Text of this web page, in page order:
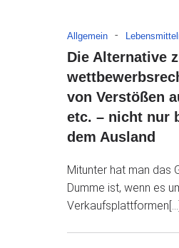
Allgemein -
Die Alternative
von Verstößen
etc. – nicht nur
dem Ausland
Mitunter hat man das
Dumme ist, wenn es
Verkaufsplattformen[…]